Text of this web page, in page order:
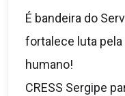
É bandeira do
fortalece luta
humano!
CRESS Sergipe